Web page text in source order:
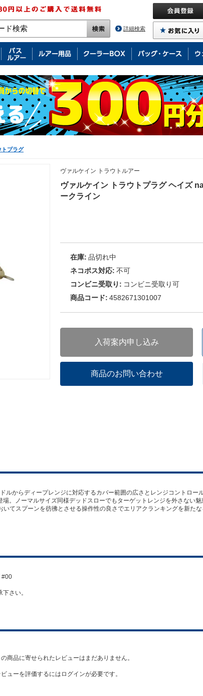
詳細検索
トプラグ
ヴァルケイン トラウトルアー
ヴァルケイン トラウトプラグ ヘイズ
ークライン
在庫: 品切れ中
ネコポス対応: 不可
コンビニ受取り: コンビニ受取り可
商品コード: 4582671301007
入荷案内申し込み
商品のお問い合わせ
ルからディープレンジに対応するカバー範囲の広さとレンジコントロー
。ノーマルサイズ同様デッドスローでもターゲットレンジを外さない
てスプーンを彷彿とさせる操作性の良さでエリアクランキングを新た
#00
さい。
の商品に寄せられたレビューはまだありません。
ビューを評価するには ログインが必要です。